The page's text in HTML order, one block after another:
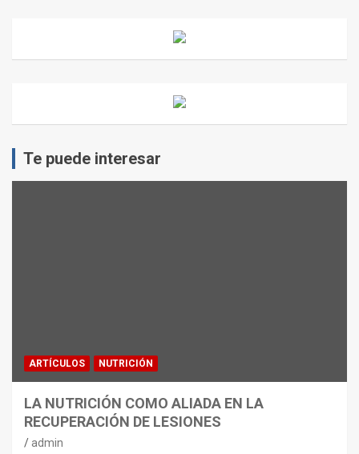
Te puede interesar
ARTÍCULOS NUTRICIÓN
LA NUTRICIÓN COMO ALIADA EN LA
RECUPERACIÓN DE LESIONES
admin